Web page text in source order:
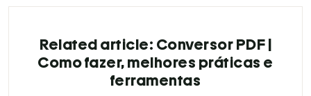
Related article: Conversor PDF |
Como fazer, melhores práticas e
ferramentas